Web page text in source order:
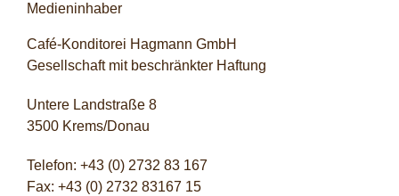
Medieninhaber
Café-Konditorei Hagmann GmbH
Gesellschaft mit beschränkter Haftung
Untere Landstraße 8
3500 Krems/Donau
Telefon: +43 (0) 2732 83 167
Fax: +43 (0) 2732 83167 15